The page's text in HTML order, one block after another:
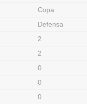
Copa
Defensa
2
2
0
0
0